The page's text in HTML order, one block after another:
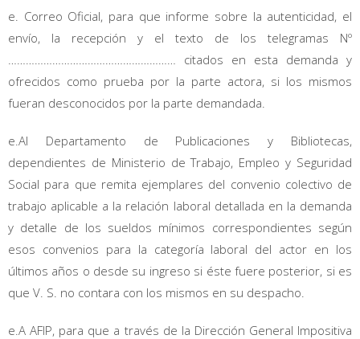
e. Correo Oficial, para que informe sobre la autenticidad, el
envío, la recepción y el texto de los telegramas Nº
………………………………………………… citados en esta demanda y
ofrecidos como prueba por la parte actora, si los mismos
fueran desconocidos por la parte demandada.
e.Al Departamento de Publicaciones y Bibliotecas,
dependientes de Ministerio de Trabajo, Empleo y Seguridad
Social para que remita ejemplares del convenio colectivo de
trabajo aplicable a la relación laboral detallada en la demanda
y detalle de los sueldos mínimos correspondientes según
esos convenios para la categoría laboral del actor en los
últimos años o desde su ingreso si éste fuere posterior, si es
que V. S. no contara con los mismos en su despacho.
e.A AFIP, para que a través de la Dirección General Impositiva